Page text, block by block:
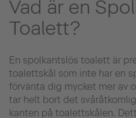
Vad är en
Toalett?
En spolkantslös toalett är
toalettskål som inte har en
förvänta dig mycket mer av
tar helt bort det
kanten på toalettskålen.